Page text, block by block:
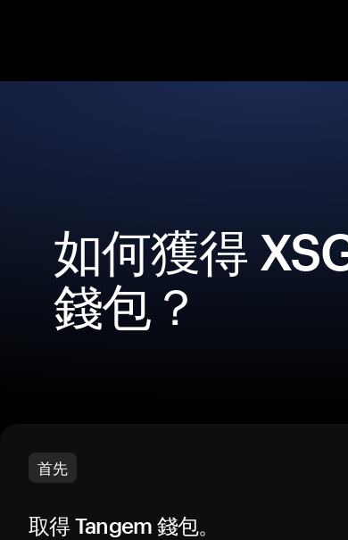
如何獲得
錢包？
首先
取得 Tangem 錢包。